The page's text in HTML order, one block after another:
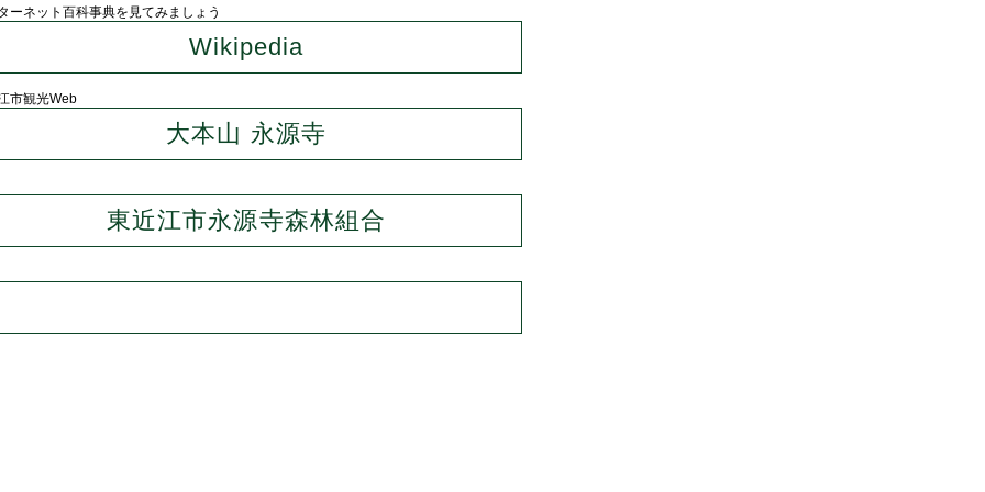
ーネット百科事典を見てみましょう
Wikipedia
市観光Web
大本山 永源寺
東近江市永源寺森林組合